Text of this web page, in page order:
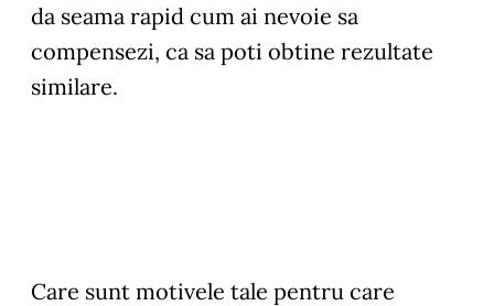
da seama rapid cum ai nevoie sa
compensezi, ca sa poti obtine rezultate
similare.
Care sunt motivele tale pentru care